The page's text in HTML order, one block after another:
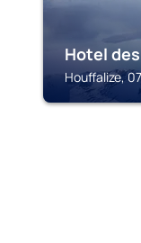
Hotel
Houffalize,